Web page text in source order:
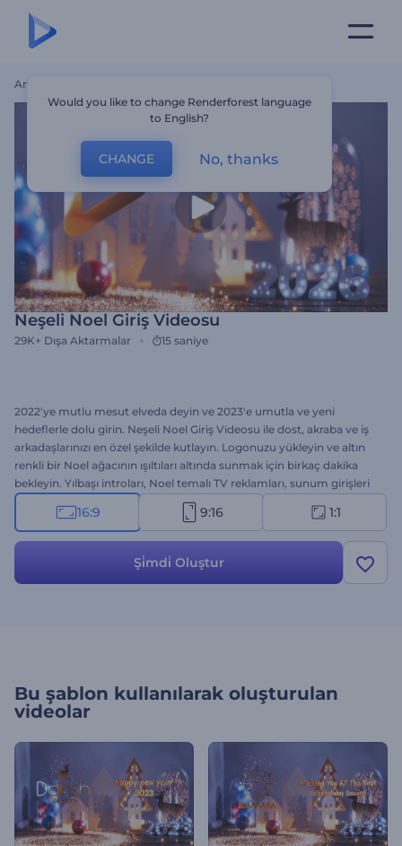
Ana Sayfa
Neşeli Noel Giriş Videosu
29K+ Dışa Aktarmalar 15 saniye
2022'ye mutlu mesut elveda deyin ve 2023'e umutla ve yeni
hedeflerle dolu girin. Neşeli Noel Giriş Videosu ile dost, akraba ve iş
arkadaşlarınızı en özel şekilde kutlayın. Logonuzu yükleyin ve altın
renkli bir Noel ağacının ışıltıları altında sunmak için birkaç dakika
bekleyin. Yılbaşı introları, Noel temalı TV reklamları, sunum girişleri
vs. için mükemmel bir seçenek. Hemen şimdi deneyin!
16:9 9:16 1:1
Şi̇mdi̇ Oluştur
Bu şablon kullanılarak oluşturulan
videolar
Would you like to change Renderforest language
to English?
CHANGE No, thanks